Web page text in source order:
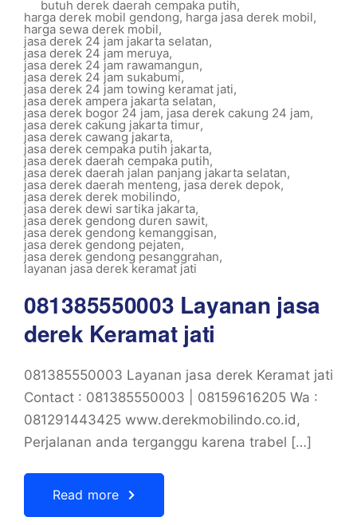
butuh derek daerah cempaka putih,
harga derek mobil gendong, harga jasa derek mobil,
harga sewa derek mobil,
jasa derek 24 jam jakarta selatan,
jasa derek 24 jam meruya,
jasa derek 24 jam rawamangun,
jasa derek 24 jam sukabumi,
jasa derek 24 jam towing keramat jati,
jasa derek ampera jakarta selatan,
jasa derek bogor 24 jam, jasa derek cakung 24 jam,
jasa derek cakung jakarta timur,
jasa derek cawang jakarta,
jasa derek cempaka putih jakarta,
jasa derek daerah cempaka putih,
jasa derek daerah jalan panjang jakarta selatan,
jasa derek daerah menteng, jasa derek depok,
jasa derek derek mobilindo,
jasa derek dewi sartika jakarta,
jasa derek gendong duren sawit,
jasa derek gendong kemanggisan,
jasa derek gendong pejaten,
jasa derek gendong pesanggrahan,
layanan jasa derek keramat jati
081385550003 Layanan jasa
derek Keramat jati
081385550003 Layanan jasa derek Keramat jati
Contact : 081385550003 | 08159616205 Wa :
081291443425 www.derekmobilindo.co.id,
Perjalanan anda terganggu karena trabel […]
Read more